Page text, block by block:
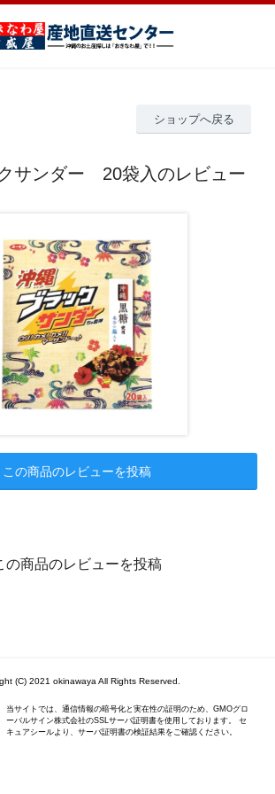
ショップへ戻る
サンダー 20袋入のレビュー
この商品のレビューを投稿
の商品のレビューを投稿
(C) 2021 okinawaya All Rights Reserved.
当サイトでは、通信情報の暗号化と実在性の証明のため、GMOグロ
ーバルサイン株式会社のSSLサーバ証明書を使用しております。 セ
キュアシールより、サーバ証明書の検証結果をご確認ください。